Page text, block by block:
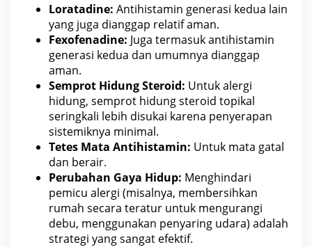
Loratadine: Antihistamin generasi kedua lain
yang juga dianggap relatif aman.
Fexofenadine: Juga termasuk antihistamin
generasi kedua dan umumnya dianggap
aman.
Semprot Hidung Steroid: Untuk alergi
hidung, semprot hidung steroid topikal
seringkali lebih disukai karena penyerapan
sistemiknya minimal.
Tetes Mata Antihistamin: Untuk mata gatal
dan berair.
Perubahan Gaya Hidup: Menghindari
pemicu alergi (misalnya, membersihkan
rumah secara teratur untuk mengurangi
debu, menggunakan penyaring udara) adalah
strategi yang sangat efektif.